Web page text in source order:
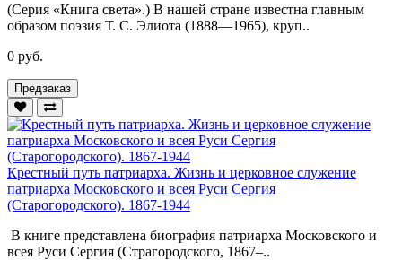
(Серия «Книга света».) В нашей стране известна главным
образом поэзия Т. С. Элиота (1888—1965), круп..
0 руб.
Предзаказ
Крестный путь патриарха. Жизнь и церковное служение
патриарха Московского и всея Руси Сергия
(Старогородского). 1867-1944
В книге представлена биография патриарха Московского и
всея Руси Сергия (Страгородского, 1867–..